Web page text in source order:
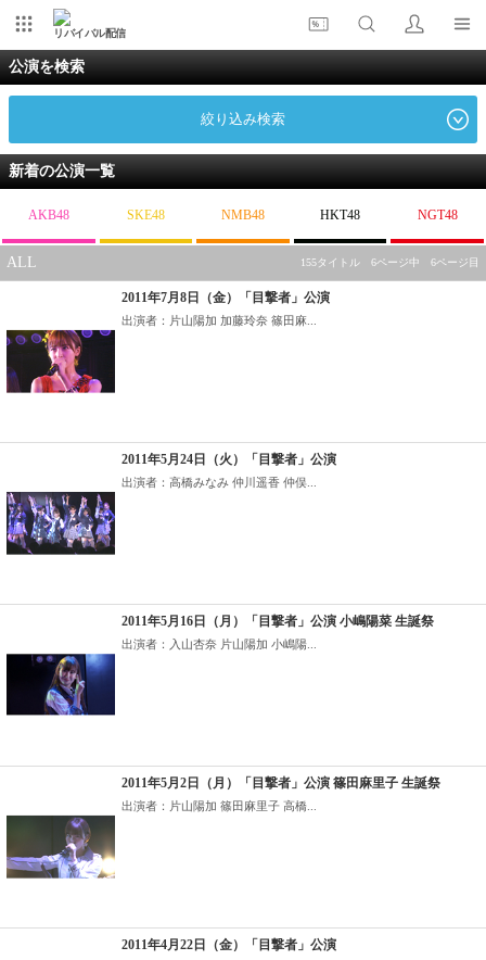
リバイバル配信
公演を検索
絞り込み検索
新着の公演一覧
AKB48 SKE48 NMB48 HKT48 NGT48
ALL 155タイトル 6ページ中 6ページ目
2011年7月8日（金）「目撃者」公演
出演者：片山陽加 加藤玲奈 篠田麻...
2011年5月24日（火）「目撃者」公演
出演者：高橋みなみ 仲川遥香 仲俣...
2011年5月16日（月）「目撃者」公演 小嶋陽菜 生誕祭
出演者：入山杏奈 片山陽加 小嶋陽...
2011年5月2日（月）「目撃者」公演 篠田麻里子 生誕祭
出演者：片山陽加 篠田麻里子 高橋...
2011年4月22日（金）「目撃者」公演